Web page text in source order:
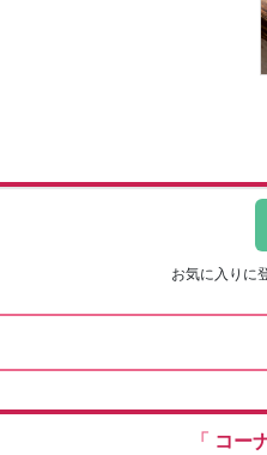
お気に入りに
「 コー